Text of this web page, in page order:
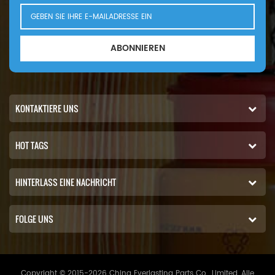
ABONNIEREN
KONTAKTIERE UNS
HOT TAGS
HINTERLASS EINE NACHRICHT
FOLGE UNS